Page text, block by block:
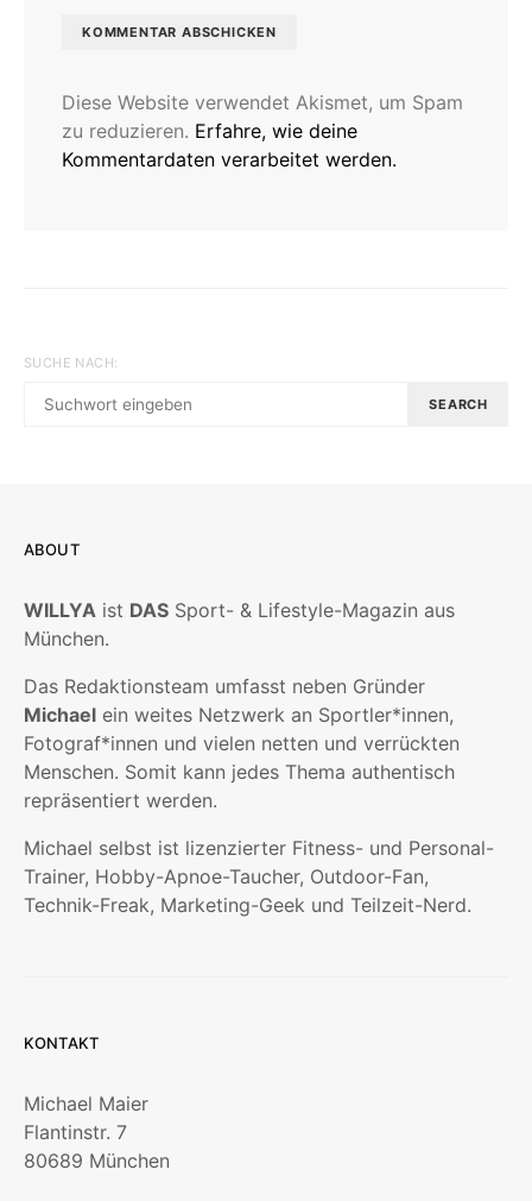
Diese Website verwendet Akismet, um Spam
zu reduzieren. Erfahre, wie deine
Kommentardaten verarbeitet werden.
SUCHE NACH:
SEARCH
ABOUT
WILLYA ist DAS Sport- & Lifestyle-Magazin aus
München.
Das Redaktionsteam umfasst neben Gründer
Michael ein weites Netzwerk an Sportler*innen,
Fotograf*innen und vielen netten und verrückten
Menschen. Somit kann jedes Thema authentisch
repräsentiert werden.
Michael selbst ist lizenzierter Fitness- und Personal-
Trainer, Hobby-Apnoe-Taucher, Outdoor-Fan,
Technik-Freak, Marketing-Geek und Teilzeit-Nerd.
KONTAKT
Michael Maier
Flantinstr. 7
80689 München